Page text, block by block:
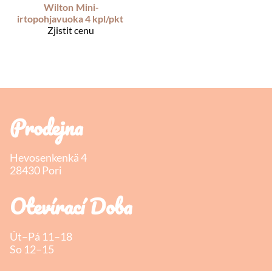
Wilton Mini-
irtopohjavuoka 4 kpl/pkt
Zjistit cenu
Prodejna
Hevosenkenkä 4
28430 Pori
Otevírací Doba
Út–Pá 11–18
So 12–15